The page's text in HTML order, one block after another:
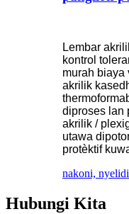
Lembar
kontrol
murah biaya
akrilik
diproses lan
akrilik /
utawa
protèktif
nakoni,
Hubungi Kita